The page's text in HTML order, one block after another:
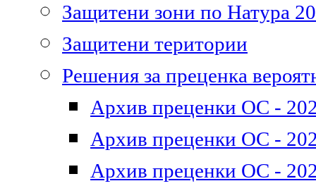
Защитени зони по Натура
Защитени територии
Решения за преценка
Архив преценки ОС -
Архив преценки ОС -
Архив преценки ОС -